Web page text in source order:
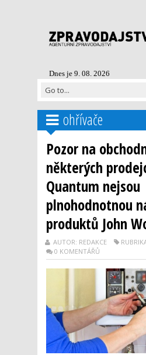
Dnes je 9. 08. 2026
ohřívače
Pozor na
některých
Quantum nejsou
plnohodnotnou
produktů John
AUTOR: REDAKCE
0 KOMENTÁŘŮ